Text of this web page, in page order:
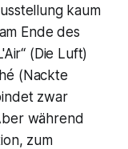
kaum
Ende des
(Die Luft)
(Nackte
zwar
während
zum